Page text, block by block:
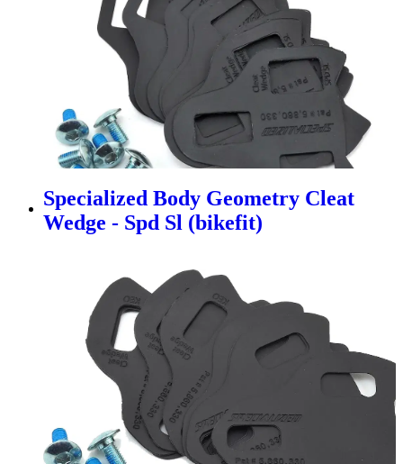
Specialized Body Geometry Cleat
Wedge - Spd Sl (bikefit)